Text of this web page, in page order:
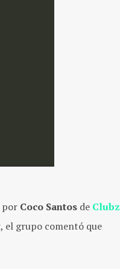
por Coco Santos de Clubz
, el grupo comentó que